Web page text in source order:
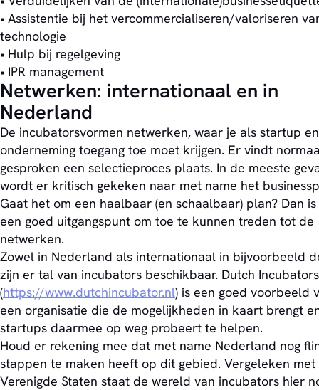
• Assistentie bij het vercommercialiseren/valoriseren
technologie
• Hulp bij regelgeving
• IPR management
Netwerken: internationaal en in
Nederland
De incubatorsvormen netwerken, waar je als startup en
onderneming toegang toe moet krijgen. Er vindt
gesproken een selectieproces plaats. In de meeste
wordt er kritisch gekeken naar met name het
Gaat het om een haalbaar (en schaalbaar) plan? Dan
een goed uitgangspunt om toe te kunnen treden tot de
netwerken.
Zowel in Nederland als internationaal in bijvoorbeeld
zijn er tal van incubators beschikbaar. Dutch Incubators
(https://www.dutchincubator.nl) is een goed voorbeeld
een organisatie die de mogelijkheden in kaart brengt
startups daarmee op weg probeert te helpen.
Houd er rekening mee dat met name Nederland nog
stappen te maken heeft op dit gebied. Vergeleken met
Verenigde Staten staat de wereld van incubators hier